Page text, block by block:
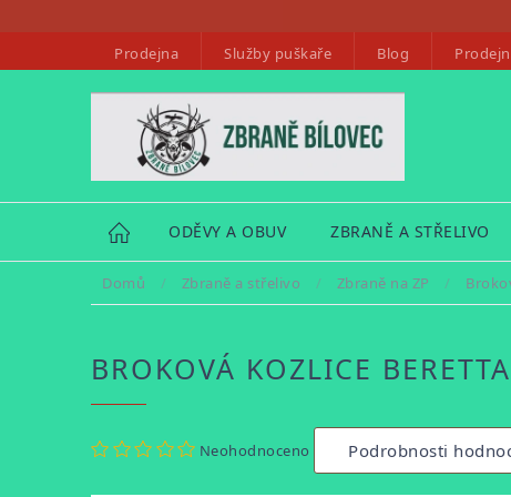
Prodejna Služby puškaře Blog
HOME ODĚVY A OBUV ZBRANĚ A STŘELIVO
Domů / Zbraně a střelivo / Zbraně na ZP /
BROKOVÁ KOZLICE
hodnocení
Neohodnoceno Podrobnosti